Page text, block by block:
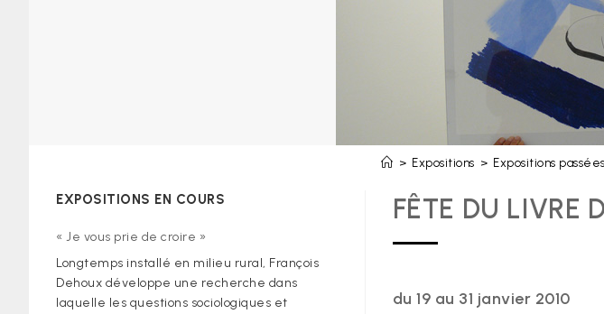
> Expositions > Expositions passées
FÊTE DU LIVRE
du 19 au 31 janvier 2010
EXPOSITIONS EN COURS
« Je vous prie de croire »
Longtemps installé en milieu rural, François
Dehoux développe une recherche dans
laquelle les questions sociologiques et